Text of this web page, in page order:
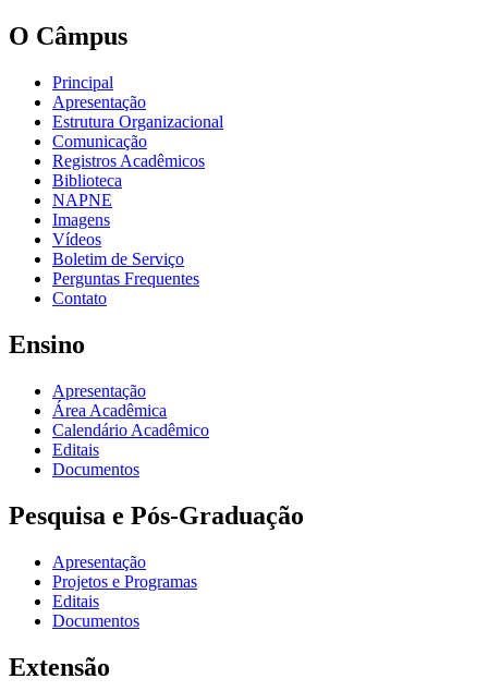
O Câmpus
Principal
Apresentação
Estrutura Organizacional
Comunicação
Registros Acadêmicos
Biblioteca
NAPNE
Imagens
Vídeos
Boletim de Serviço
Perguntas Frequentes
Contato
Ensino
Apresentação
Área Acadêmica
Calendário Acadêmico
Editais
Documentos
Pesquisa e Pós-Graduação
Apresentação
Projetos e Programas
Editais
Documentos
Extensão